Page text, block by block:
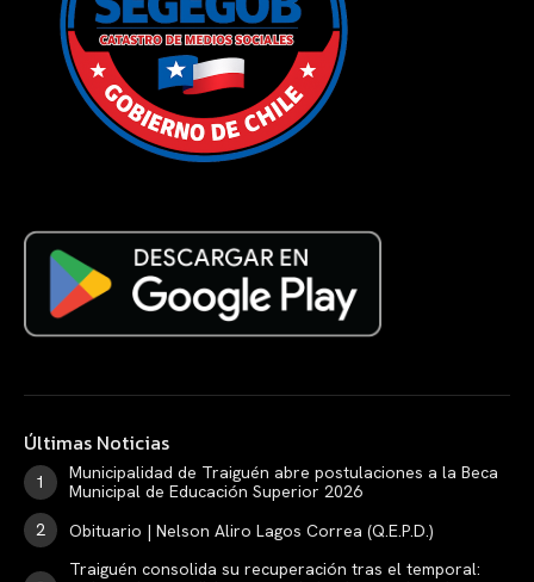
Últimas Noticias
Municipalidad de Traiguén abre postulaciones a la Beca
Municipal de Educación Superior 2026
Obituario | Nelson Aliro Lagos Correa (Q.E.P.D.)
Traiguén consolida su recuperación tras el temporal: